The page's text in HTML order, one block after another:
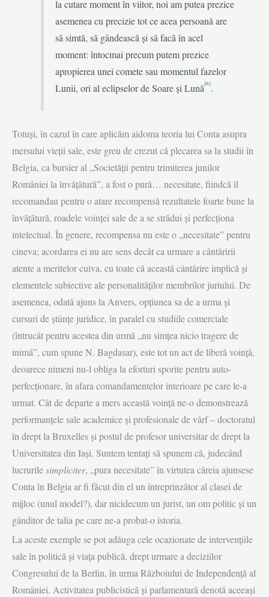
la cutare moment în viitor, noi am putea prezice
asemenea cu precizie tot ce acea persoană are
să simtă, să gândească și să facă în acel
moment: întocmai precum putem prezice
apropierea unei comete sau momentul fazelor
Lunii, ori al eclipselor de Soare și Lună[6].
Totuși, în cazul în care aplicăm aidoma teoria lui Conta asupra
mersului vieții sale, este greu de crezut că plecarea sa la studii în
Belgia, ca bursier al „Societății pentru trimiterea junilor
României la învățătură”, a fost o pură… necesitate, fiindcă îl
recomandau pentru o atare recompensă rezultatele foarte bune la
învățătură, roadele voinței sale de a se strădui și perfecționa
intelectual. În genere, recompensa nu este o „necesitate” pentru
cineva; acordarea ei nu are sens decât ca urmare a cântăririi
atente a meritelor cuiva, cu toate că această cântărire implică și
ele­mentele subiective ale personalităților membrilor juriului. De
asemenea, odată ajuns la Anvers, opțiunea sa de a urma și
cursuri de științe juridice, în paralel cu studiile comerciale
(întrucât pentru acestea din urmă „nu simțea nicio tragere de
inimă”, cum spune N. Bagdasar), este tot un act de liberă voință,
deoarece nimeni nu-l obliga la eforturi sporite pentru auto-
perfecționare, în afara comandamentelor interioare pe care le-a
urmat. Cât de departe a mers această voință ne-o de­monstrează
performanțele sale academice și profesionale de vârf – doctoratul
în drept la Bruxelles și postul de profesor universitar de drept la
Universitatea din Iași. Suntem tentați să spunem că, judecând
lucrurilesimpliciter, „pura necesitate” în virtutea căreia ajunsese
Conta în Belgia ar fi făcut din el un întreprinzător al clasei de
mijloc (unul model?), dar nicidecum un jurist, un om politic și un
gânditor de talia pe care ne-a probat-o istoria.
La aceste exemple se pot adăuga cele ocazionate de intervențiile
sale în politică și viața publică, drept urmare a deciziilor
Congresului de la Berlin, în urma Războiului de Independență al
României. Activitatea publicistică și parlamentară denotă aceeași